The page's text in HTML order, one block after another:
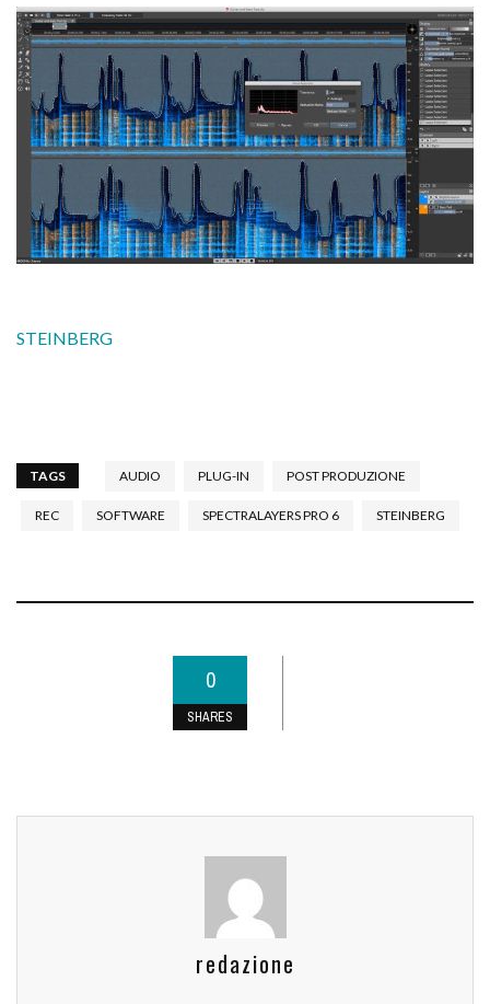
STEINBERG
TAGS AUDIO PLUG-IN POST PRODUZIONE
REC SOFTWARE SPECTRALAYERS PRO 6 STEINBERG
0
SHARES
redazione